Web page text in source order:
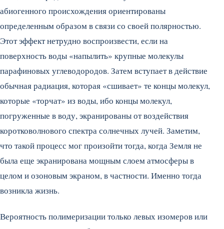
абиогенного происхождения ориентированы
определенным образом в связи со своей полярностью.
Этот эффект нетрудно воспроизвести, если на
поверхность воды «напылить» крупные молекулы
парафиновых углеводородов. Затем вступает в действие
обычная радиация, которая «сшивает» те концы молекул,
которые «торчат» из воды, ибо концы молекул,
погруженные в воду, экранированы от воздействия
коротковолнового спектра солнечных лучей. Заметим,
что такой процесс мог произойти тогда, когда Земля не
была еще экранирована мощным слоем атмосферы в
целом и озоновым экраном, в частности. Именно тогда
возникла жизнь.
Вероятность полимеризации только левых изомеров или